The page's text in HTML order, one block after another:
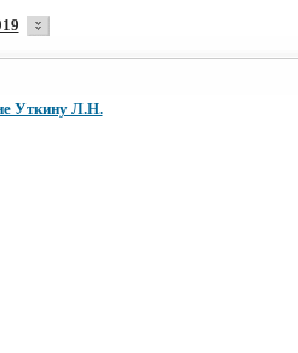
Уткину Л.Н.